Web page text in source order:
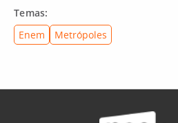
Temas:
Enem
Metrópoles